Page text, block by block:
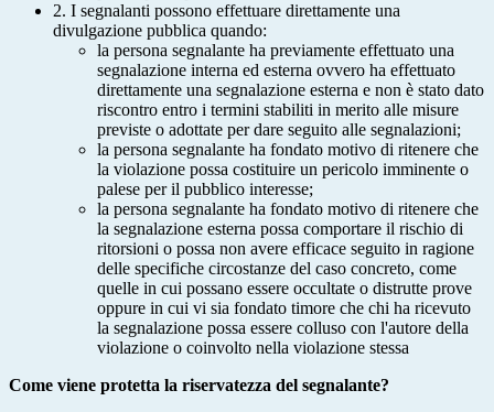
2. I segnalanti possono effettuare direttamente una
divulgazione pubblica quando:
la persona segnalante ha previamente effettuato una
segnalazione interna ed esterna ovvero ha effettuato
direttamente una segnalazione esterna e non è stato dato
riscontro entro i termini stabiliti in merito alle misure
previste o adottate per dare seguito alle segnalazioni;
la persona segnalante ha fondato motivo di ritenere che
la violazione possa costituire un pericolo imminente o
palese per il pubblico interesse;
la persona segnalante ha fondato motivo di ritenere che
la segnalazione esterna possa comportare il rischio di
ritorsioni o possa non avere efficace seguito in ragione
delle specifiche circostanze del caso concreto, come
quelle in cui possano essere occultate o distrutte prove
oppure in cui vi sia fondato timore che chi ha ricevuto
la segnalazione possa essere colluso con l'autore della
violazione o coinvolto nella violazione stessa
Come viene protetta la riservatezza del segnalante?